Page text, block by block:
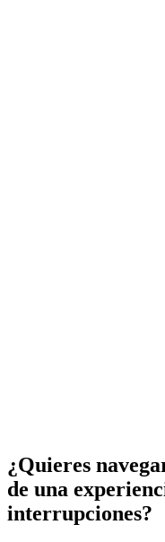
¿Quieres
de una
interrupciones?